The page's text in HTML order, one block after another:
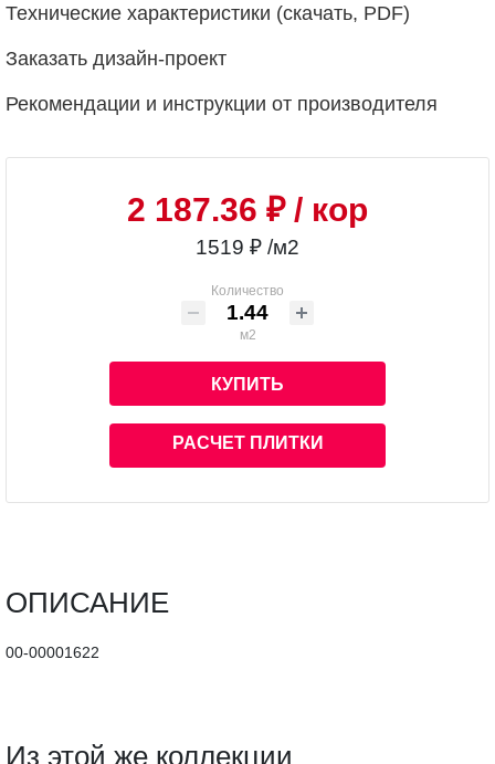
Технические характеристики (скачать, PDF)
Заказать дизайн-проект
Рекомендации и инструкции от производителя
2 187.36 ₽/ кор
1519 ₽ /м2
Количество
м2
КУПИТЬ
РАСЧЕТ ПЛИТКИ
ОПИСАНИЕ
00-00001622
Из этой же коллекции